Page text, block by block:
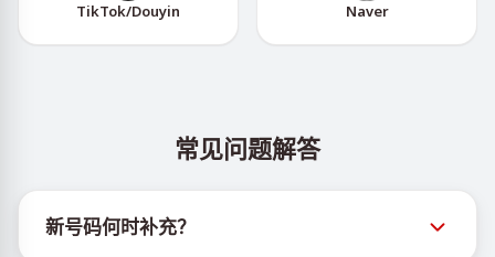
TikTok/Douyin Naver
常见问题解答
新号码何时补充？